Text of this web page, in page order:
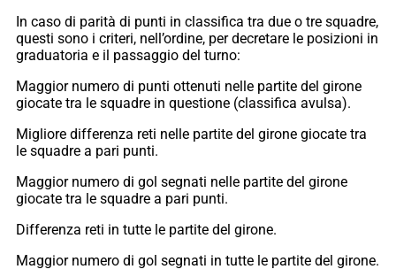
In caso di parità di punti in classifica tra due o tre squadre,
questi sono i criteri, nell’ordine, per decretare le posizioni in
graduatoria e il passaggio del turno:
Maggior numero di punti ottenuti nelle partite del girone
giocate tra le squadre in questione (classifica avulsa).
Migliore differenza reti nelle partite del girone giocate tra
le squadre a pari punti.
Maggior numero di gol segnati nelle partite del girone
giocate tra le squadre a pari punti.
Differenza reti in tutte le partite del girone.
Maggior numero di gol segnati in tutte le partite del girone.